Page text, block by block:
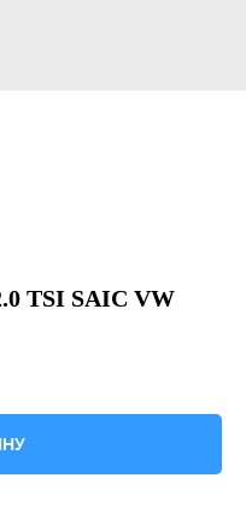
TSI SAIC VW